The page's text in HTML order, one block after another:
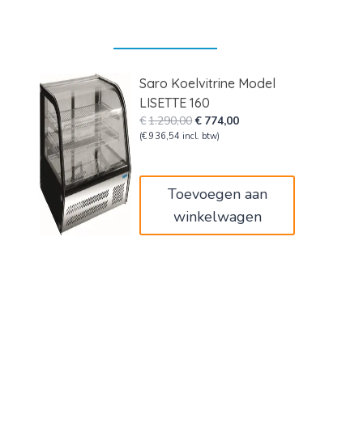
Saro Koelvitrine Model
LISETTE 160
€1.290,00Oorspronkelijke
prijs
€ 774,00Huidige
(€ 936,54 incl. btw)
Toevoegen aan
winkelwagen